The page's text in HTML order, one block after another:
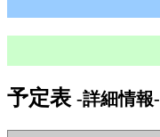
予定表 -詳細情報-